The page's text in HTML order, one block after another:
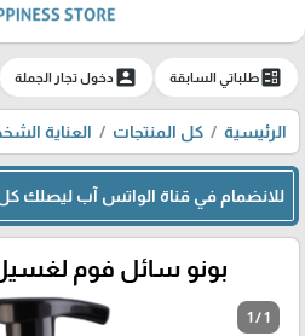
ballotطلباتي السابقة account_boxدخول تجار الجملة
الرئيسية كل المنتجات العناية
للانضمام في قناة الواتس آب ليصلك
بونو سائل فوم لغسيل
1 / 1